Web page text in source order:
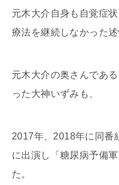
元木大介自身も自覚症
療法を継続しなかった述
元木大介の奥さんであ
った大神いずみも、
2017年、2018年に同番
に出演し「糖尿病予備
た。